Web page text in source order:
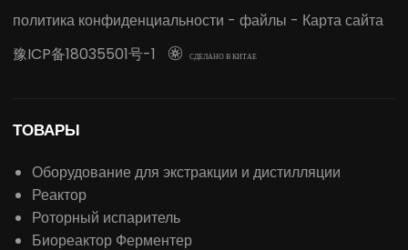
политика конфиденциальности - файлы - Карта сайта
豫ICP备18035501号-1
 СДЕЛАНО В КИТАЕ
ТОВАРЫ
Оборудование для экстракции и дистилляции
Реактор
Роторный испаритель
Биореактор Ферментер